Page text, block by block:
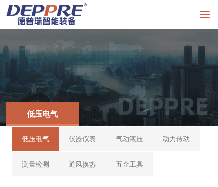
低压电气
低压电气 仪器仪表 气动液压 动力传动
测量检测 通风换热 五金工具